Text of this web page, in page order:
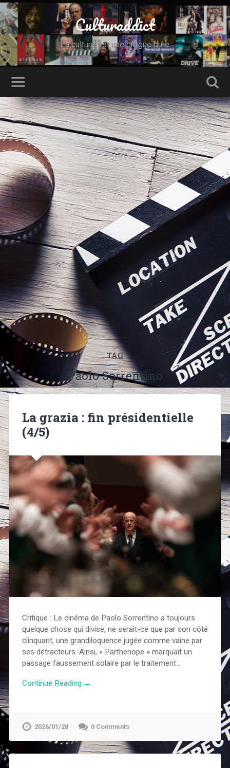
Culturaddict
La culture est une drogue dure
TAG
Paolo Sorrentino
La grazia : fin présidentielle
(4/5)
Critique : Le cinéma de Paolo Sorrentino a toujours
quelque chose qui divise, ne serait-ce que par son côté
clinquant, une grandiloquence jugée comme vaine par
ses détracteurs. Ainsi, « Parthenope » marquait un
passage faussement solaire par le traitement…
Continue Reading →
2026/01/28 0 Comments